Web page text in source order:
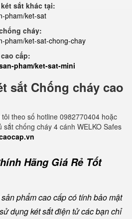
sắt khác tại:
pham/ket-sat
cháy:
pham/ket-sat-chong-chay
cấp:
pham/ket-sat-mini
sắt Chống cháy cao
theo số hotline 0982770404 hoặc
chống cháy 4 cánh WELKO Safes
Hãng Giá Rẻ Tốt
phẩm cao cấp có tính bảo mật
dụng két sắt điện tử các bạn chỉ